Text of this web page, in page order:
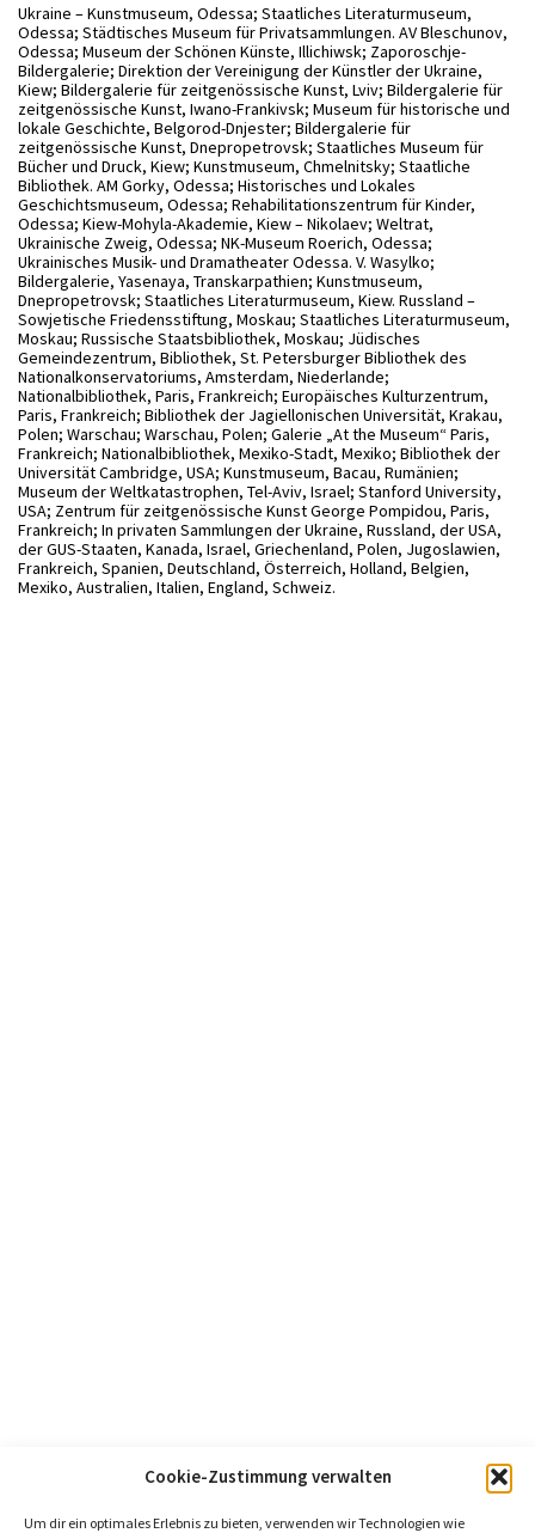
Cookie-Zustimmung verwalten
Um dir ein optimales Erlebnis zu bieten, verwenden wir Technologien wie
Ukraine – Kunstmuseum, Odessa; Staatliches Literaturmuseum,
Odessa; Städtisches Museum für Privatsammlungen. AV Bleschunov,
Odessa; Museum der Schönen Künste, Illichiwsk; Zaporoschje-
Bildergalerie; Direktion der Vereinigung der Künstler der Ukraine,
Kiew; Bildergalerie für zeitgenössische Kunst, Lviv; Bildergalerie für
zeitgenössische Kunst, Iwano-Frankivsk; Museum für historische und
lokale Geschichte, Belgorod-Dnjester; Bildergalerie für
zeitgenössische Kunst, Dnepropetrovsk; Staatliches Museum für
Bücher und Druck, Kiew; Kunstmuseum, Chmelnitsky; Staatliche
Bibliothek. AM Gorky, Odessa; Historisches und Lokales
Geschichtsmuseum, Odessa; Rehabilitationszentrum für Kinder,
Odessa; Kiew-Mohyla-Akademie, Kiew – Nikolaev; Weltrat,
Ukrainische Zweig, Odessa; NK-Museum Roerich, Odessa;
Ukrainisches Musik- und Dramatheater Odessa. V. Wasylko;
Bildergalerie, Yasenaya, Transkarpathien; Kunstmuseum,
Dnepropetrovsk; Staatliches Literaturmuseum, Kiew. Russland –
Sowjetische Friedensstiftung, Moskau; Staatliches Literaturmuseum,
Moskau; Russische Staatsbibliothek, Moskau; Jüdisches
Gemeindezentrum, Bibliothek, St. Petersburger Bibliothek des
Nationalkonservatoriums, Amsterdam, Niederlande;
Nationalbibliothek, Paris, Frankreich; Europäisches Kulturzentrum,
Paris, Frankreich; Bibliothek der Jagiellonischen Universität, Krakau,
Polen; Warschau; Warschau, Polen; Galerie „At the Museum“ Paris,
Frankreich; Nationalbibliothek, Mexiko-Stadt, Mexiko; Bibliothek der
Universität Cambridge, USA; Kunstmuseum, Bacau, Rumänien;
Museum der Weltkatastrophen, Tel-Aviv, Israel; Stanford University,
USA; Zentrum für zeitgenössische Kunst George Pompidou, Paris,
Frankreich; In privaten Sammlungen der Ukraine, Russland, der USA,
der GUS-Staaten, Kanada, Israel, Griechenland, Polen, Jugoslawien,
Frankreich, Spanien, Deutschland, Österreich, Holland, Belgien,
Mexiko, Australien, Italien, England, Schweiz.